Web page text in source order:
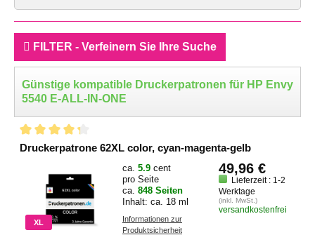
FILTER - Verfeinern Sie Ihre Suche
Günstige kompatible Druckerpatronen für HP Envy
5540 E-ALL-IN-ONE
Druckerpatrone 62XL color, cyan-magenta-gelb
XL
ca. 5.9 cent
pro Seite
ca. 848 Seiten
Inhalt: ca. 18 ml
Informationen zur
Produktsicherheit
49,96 €
Lieferzeit : 1-2
Werktage
(inkl. MwSt.)
versandkostenfrei